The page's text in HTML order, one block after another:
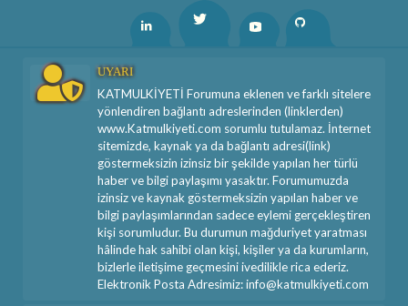
Linkedin Twitter Youtube Github
UYARI
KATMULKİYETİ Forumuna eklenen ve farklı sitelere
yönlendiren bağlantı adreslerinden (linklerden)
www.Katmulkiyeti.com sorumlu tutulamaz. İnternet
sitemizde, kaynak ya da bağlantı adresi(link)
göstermeksizin izinsiz bir şekilde yapılan her türlü
haber ve bilgi paylaşımı yasaktır. Forumumuzda
izinsiz ve kaynak göstermeksizin yapılan haber ve
bilgi paylaşımlarından sadece eylemi gerçekleştiren
kişi sorumludur. Bu durumun mağduriyet yaratması
hâlinde hak sahibi olan kişi, kişiler ya da kurumların,
bizlerle iletişime geçmesini ivedilikle rica ederiz.
Elektronik Posta Adresimiz: info@katmulkiyeti.com